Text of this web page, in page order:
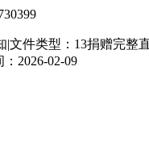
|文件类型：13捐赠完整
2026-02-09